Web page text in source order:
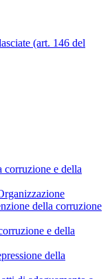
(art. 146 del
corruzione e della
della corruzione
e della
della